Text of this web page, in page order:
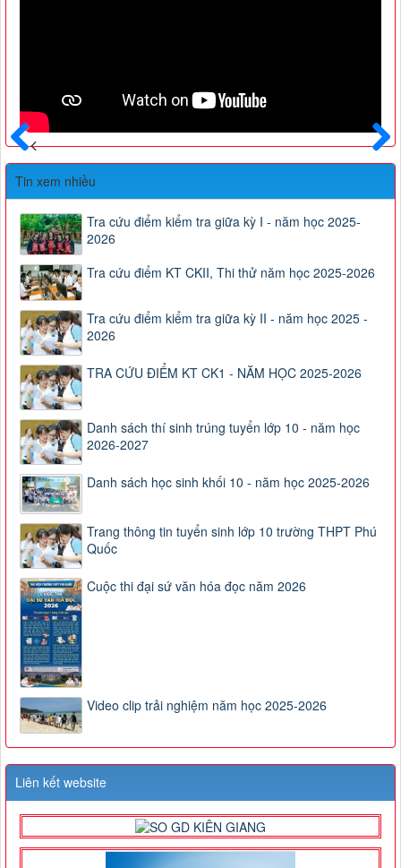
Sau
Trước
Tin xem nhiều
Tra cứu điểm kiểm tra giữa kỳ I - năm học 2025-
2026
Tra cứu điểm KT CKII, Thi thử năm học 2025-2026
Tra cứu điểm kiểm tra giữa kỳ II - năm học 2025 -
2026
TRA CỨU ĐIỂM KT CK1 - NĂM HỌC 2025-2026
Danh sách thí sinh trúng tuyển lớp 10 - năm học
2026-2027
Danh sách học sinh khối 10 - năm học 2025-2026
Trang thông tin tuyển sinh lớp 10 trường THPT Phú
Quốc
Cuộc thi đại sứ văn hóa đọc năm 2026
Video clip trải nghiệm năm học 2025-2026
Liên kết website